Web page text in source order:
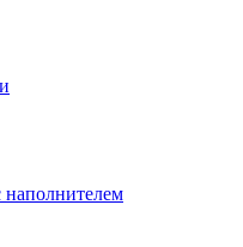
наполнителем